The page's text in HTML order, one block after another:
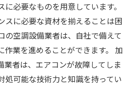
必要なものを用意しています。
スに必要な資材を揃えることは困
の空調設備業者は、自社で備えて
作業を進めることができます。 加
業者は、エアコンが故障してしま
処可能な技術力と知識を持ってい